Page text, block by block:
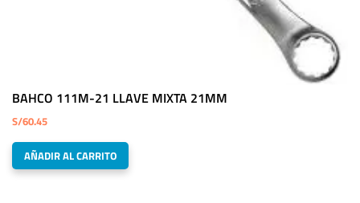
BAHCO 111M-21 LLAVE MIXTA 21MM
S/60.45
AÑADIR AL CARRITO